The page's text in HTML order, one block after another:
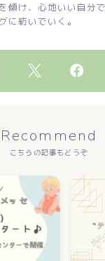
傾け、心地いい自分
に紡いでいく。
Recommend
こちらの記事もどうぞ